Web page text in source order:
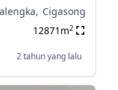
Cigasong
12871m2
2 tahun yang lalu